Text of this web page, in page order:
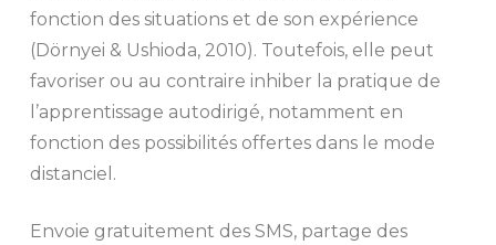
fonction des situations et de son expérience
(Dörnyei & Ushioda, 2010). Toutefois, elle peut
favoriser ou au contraire inhiber la pratique de
l’apprentissage autodirigé, notamment en
fonction des possibilités offertes dans le mode
distanciel.
Envoie gratuitement des SMS, partage des